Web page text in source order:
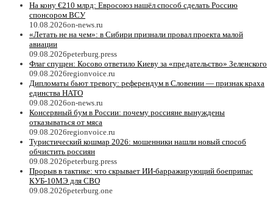
На кону €210 млрд: Евросоюз нашёл способ сделать Россию
спонсором ВСУ
10.08.2026on-news.ru
«Летать не на чем»: в Сибири признали провал проекта малой
авиации
09.08.2026peterburg.press
Флаг спущен: Косово ответило Киеву за «предательство» Зеленского
09.08.2026regionvoice.ru
Дипломаты бьют тревогу: референдум в Словении — признак краха
единства НАТО
09.08.2026on-news.ru
Консервный бум в России: почему россияне вынуждены
отказываться от мяса
09.08.2026regionvoice.ru
Туристический кошмар 2026: мошенники нашли новый способ
обчистить россиян
09.08.2026peterburg.press
Прорыв в тактике: что скрывает ИИ-барражирующий боеприпас
КУБ-10МЭ для СВО
09.08.2026peterburg.one